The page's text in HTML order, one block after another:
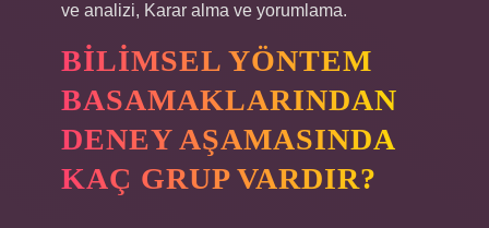
ve analizi, Karar alma ve yorumlama.
BILIMSEL YÖNTEM
BASAMAKLARINDAN
DENEY AŞAMASINDA
KAÇ GRUP VARDIR?